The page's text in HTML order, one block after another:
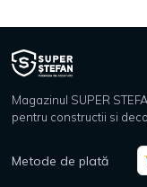
Magazinul SUPER
pentru constructii si
Metode de plată